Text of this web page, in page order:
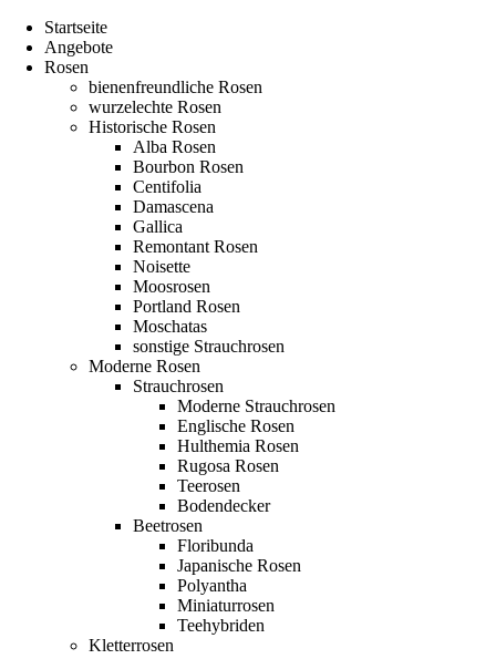
Startseite
Angebote
Rosen
bienenfreundliche Rosen
wurzelechte Rosen
Historische Rosen
Alba Rosen
Bourbon Rosen
Centifolia
Damascena
Gallica
Remontant Rosen
Noisette
Moosrosen
Portland Rosen
Moschatas
sonstige Strauchrosen
Moderne Rosen
Strauchrosen
Moderne Strauchrosen
Englische Rosen
Hulthemia Rosen
Rugosa Rosen
Teerosen
Bodendecker
Beetrosen
Floribunda
Japanische Rosen
Polyantha
Miniaturrosen
Teehybriden
Kletterrosen